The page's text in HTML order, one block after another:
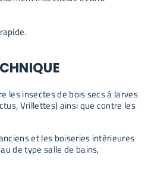
les insectes de bois secs à larves
Vrillettes) ainsi que contre les
et les boiseries intérieures
de type salle de bains,